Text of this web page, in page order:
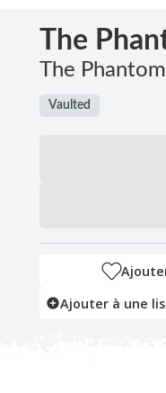
The
The
Vaulted
Ajouter à une